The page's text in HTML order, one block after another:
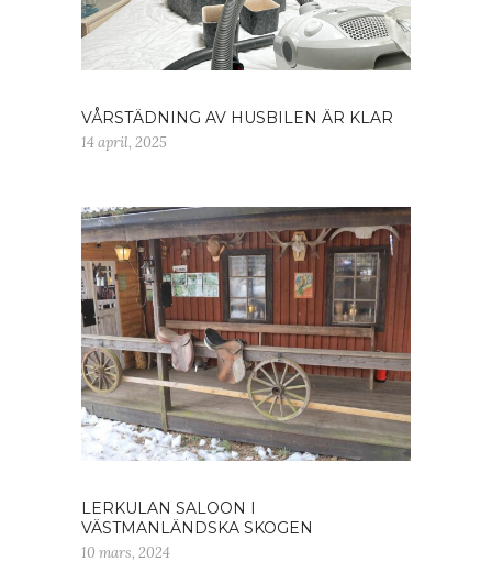
VÅRSTÄDNING AV HUSBILEN ÄR KLAR
14 april, 2025
LERKULAN SALOON I
VÄSTMANLÄNDSKA SKOGEN
10 mars, 2024